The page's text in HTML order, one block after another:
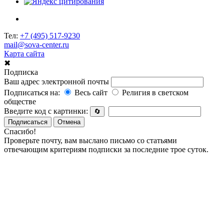
Тел: +7 (495) 517-9230
mail@sova-center.ru
Карта сайта
✖
Подписка
Ваш адрес электронной почты
Подписаться на:
Весь сайт
Религия в светском
обществе
Введите код с картинки:
🔄
Подписаться
Отмена
Спасибо!
Проверьте почту, вам выслано письмо со статьями
отвечающим критериям подписки за последние трое суток.